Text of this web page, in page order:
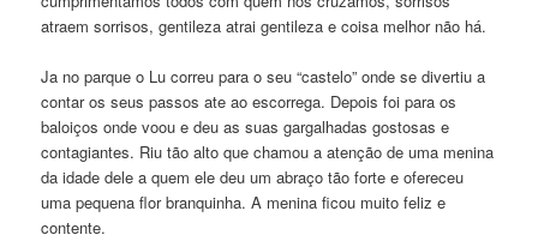
atraem sorrisos, gentileza atrai gentileza e coisa melhor não há.
Ja no parque o Lu correu para o seu “castelo” onde se divertiu a
contar os seus passos ate ao escorrega. Depois foi para os
baloiços onde voou e deu as suas gargalhadas gostosas e
contagiantes. Riu tão alto que chamou a atenção de uma menina
da idade dele a quem ele deu um abraço tão forte e ofereceu
uma pequena flor branquinha. A menina ficou muito feliz e
contente.